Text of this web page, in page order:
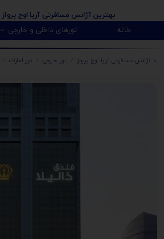
خانه تورهای داخلی و خارجی
بهترین آژانس مسافرتی آریا اوج پرواز
⭐️ آژانس مسافرتی آریا اوج پرواز تور خارجی تور امارات